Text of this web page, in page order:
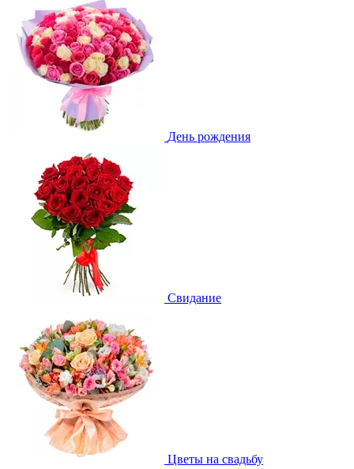
День рождения
Свидание
Цветы на свадьбу